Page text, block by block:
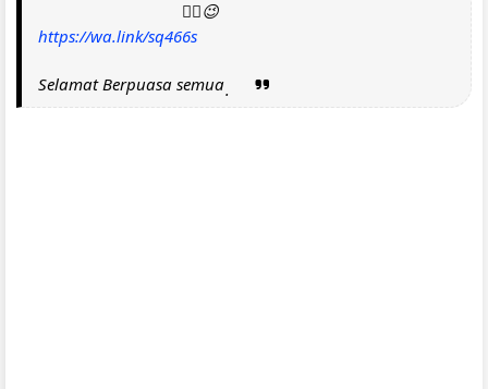
https://wa.link/sq466s
Selamat Berpuasa semua.